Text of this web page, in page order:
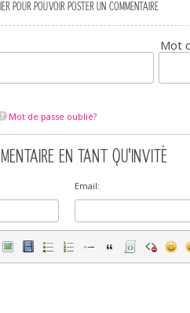
POUR POUVOIR POSTER UN COMMENTAIRE
Mot
Mot de passe oublié?
EN TANT QU'INVITÉ
Email: